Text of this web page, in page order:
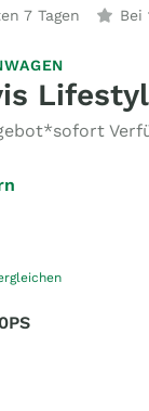
7 Tagen Bei